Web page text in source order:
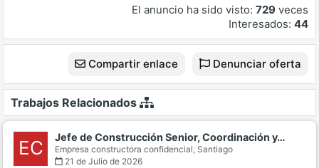
El anuncio ha sido visto: 729 veces
Interesados: 44
Compartir enlace Denunciar oferta
Trabajos Relacionados
EC Jefe de Construcción Senior, Coordinación y…
Empresa constructora confidencial, Santiago
21 de Julio de 2026